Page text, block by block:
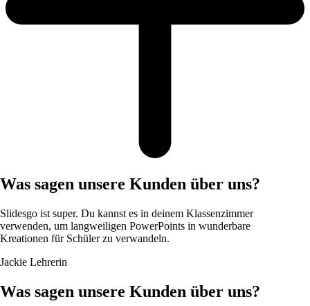
Was sagen unsere Kunden über uns?
Slidesgo ist super. Du kannst es in deinem Klassenzimmer
verwenden, um langweiligen PowerPoints in wunderbare
Kreationen für Schüler zu verwandeln.
Jackie Lehrerin
Was sagen unsere Kunden über uns?